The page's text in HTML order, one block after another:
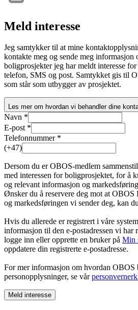
Meld interesse
Jeg samtykker til at mine
kontakte meg og sende meg informasjon
boligprosjekter jeg har meldt interesse
telefon, SMS og post. Samtykket gis til
som står som utbygger av prosjektet.
Les mer om hvordan vi behandler dine
Navn *
E-post *
Telefonnummer *
(+47)
Dersom du er OBOS-medlem
med interessen for boligprosjektet, for å
og relevant informasjon og
Ønsker du å reservere deg mot at
og markedsføringen vi sender deg, kan
Hvis du allerede er registrert i våre
informasjon til den e-postadressen vi har
logge inn eller opprette en bruker på Min
oppdatere din registrerte e-postadresse.
For mer informasjon om hvordan OBOS
personopplysninger, se vår
Meld interesse